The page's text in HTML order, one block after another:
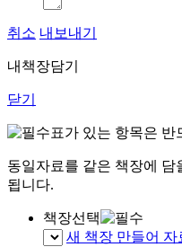
취소 내보내기
내책장담기
닫기
표가 있는 항목은 반
동일자료를 같은 책장에 담
됩니다.
책장선택
새 책장 만들어 자